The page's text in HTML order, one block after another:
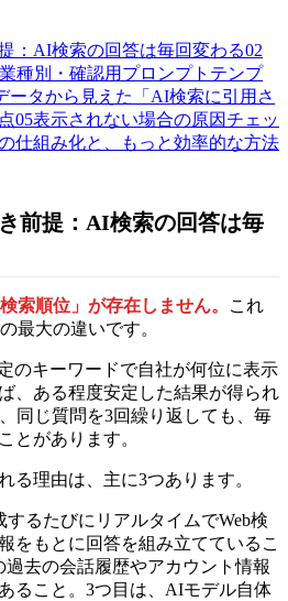
：AI検索の回答は毎回変わる02
業種別・確認用プロンプトテンプ
ータから見えた「AI検索に引用さ
05表示されない場合の原因チェッ
仕組み化と、もっと効率的な方法
前提：AI検索の回答は毎
索順位」が存在しません。
これ
最大の違いです。
のキーワードで自社が何位に表示
、ある程度安定した結果が得られ
同じ質問を3回繰り返しても、毎
とがあります。
る理由は、主に3つあります。
るたびにリアルタイムでWeb検
をもとに回答を組み立てているこ
去の会話履歴やアカウント情報
ること。3つ目は、AIモデル自体